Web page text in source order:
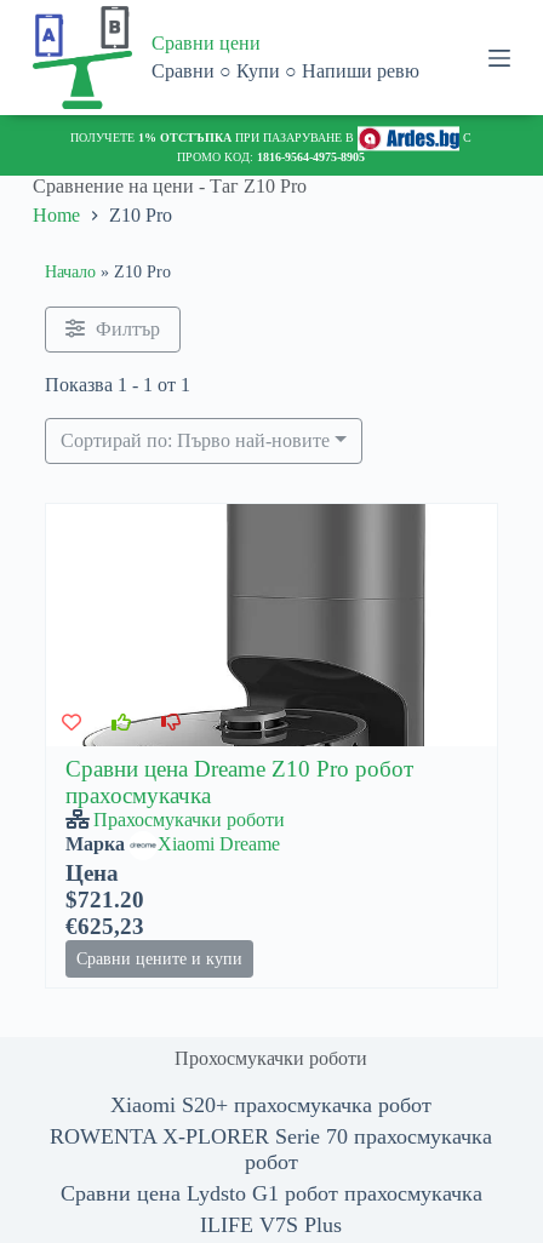
o
Сравни цени
Сравни ○ Купи ○ Напиши ревю
ПОЛУЧЕТЕ 1% ОТСТЪПКА ПРИ ПАЗАРУВАНЕ В
С
ПРОМО КОД: 1816-9564-4975-8905
Сравнение на цени - ТагZ10 Pro
Home
Z10 Pro
Начало» Z10 Pro
Филтър
Показва 1 - 1 от 1
Сортирай по: Първо най-новите
Сравни цена Dreame Z10 Pro робот
прахосмукачка
Прахосмукачки роботи
Марка
Xiaomi Dreame
Цена
$721.20
€625,23
Сравни цените и купи
Прохосмукачки роботи
Xiaomi S20+ прахосмукачка робот
ROWENTA X-PLORER Serie 70 прахосмукачка
робот
Сравни цена Lydsto G1 робот прахосмукачка
ILIFE V7S Plus